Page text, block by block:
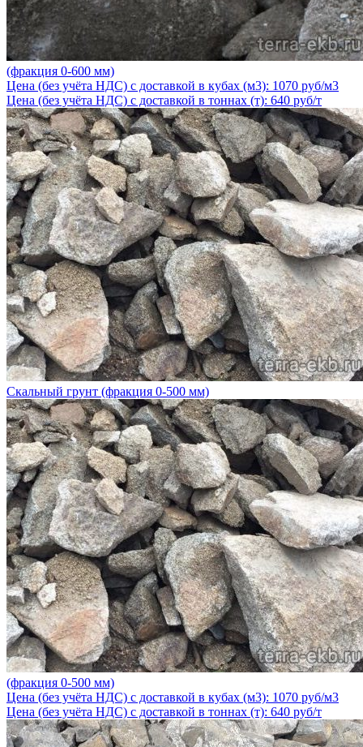
(фракция 0-600 мм)
Цена (без учёта НДС) с доставкой в кубах (м3): 1070 руб/м3
Цена (без учёта НДС) с доставкой в тоннах (т): 640 руб/т
Скальный грунт (фракция 0-500 мм)
(фракция 0-500 мм)
Цена (без учёта НДС) с доставкой в кубах (м3): 1070 руб/м3
Цена (без учёта НДС) с доставкой в тоннах (т): 640 руб/т